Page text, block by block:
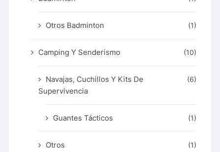
Otros Badminton (1)
Camping Y Senderismo (10)
Navajas, Cuchillos Y Kits De
Supervivencia
(6)
Guantes Tácticos (1)
Otros (1)